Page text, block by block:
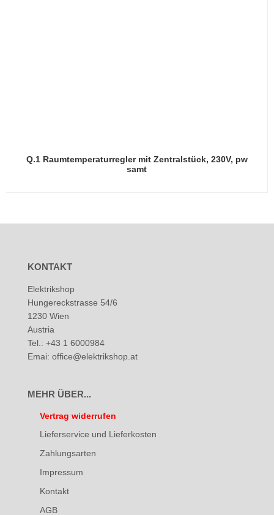
Q.1 Raumtemperaturregler mit Zentralstück, 230V, pw
samt
KONTAKT
Elektrikshop
Hungereckstrasse 54/6
1230 Wien
Austria
Tel.: +43 1 6000984
Emai: office@elektrikshop.at
MEHR ÜBER...
Vertrag widerrufen
Lieferservice und Lieferkosten
Zahlungsarten
Impressum
Kontakt
AGB